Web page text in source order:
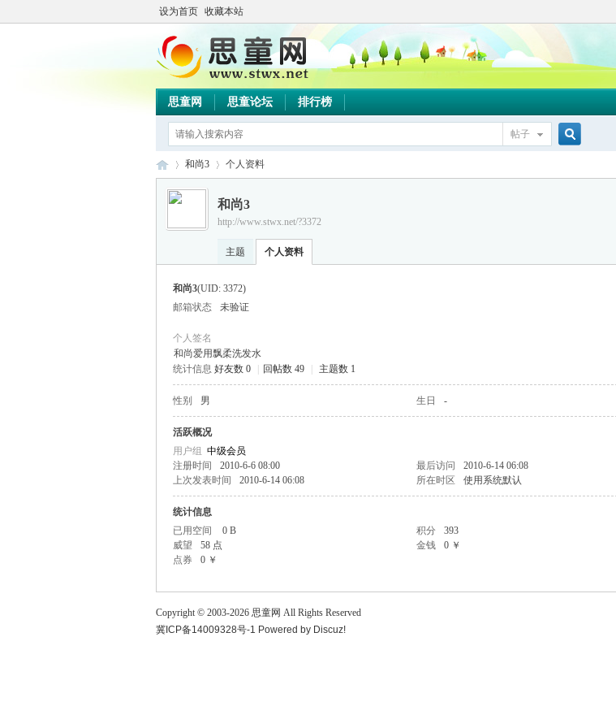
设为首页 收藏本站
思童网 思童论坛 排行榜
帖子
›
和尚3 个人资料
和尚3
http://www.stwx.net/?3372
主题 个人资料
和尚3(UID: 3372)
邮箱状态
未验证
个人签名
和尚爱用飘柔洗发水
统计信息 好友数 0 回帖数 49 主题数 1
性别 男 生日 -
活跃概况
用户组 中级会员
注册时间
2010-6-6 08:00 最后访问 2010-6-14 06:08
上次发表时间
2010-6-14 06:08 所在时区 使用系统默认
统计信息
已用空间
0 B 积分 393
威望
58 点 金钱 0 ￥
点券
0 ￥
Copyright © 2003-2026 思童网 All Rights Reserved
冀ICP备14009328号-1 Powered by Discuz!